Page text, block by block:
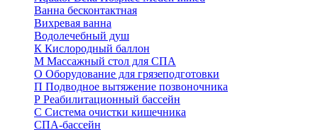
Ванна бесконтактная
Вихревая ванна
Водолечебный душ
К Кислородный баллон
М Массажный стол для СПА
О Оборудование для грязеподготовки
П Подводное вытяжение позвоночника
Р Реабилитационный бассейн
С Система очистки кишечника
СПА-бассейн